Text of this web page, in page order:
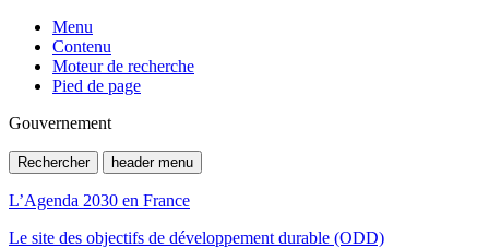
Menu
Contenu
Moteur de recherche
Pied de page
Gouvernement
Rechercher header menu
L’Agenda 2030 en France
Le site des objectifs de développement durable (ODD)